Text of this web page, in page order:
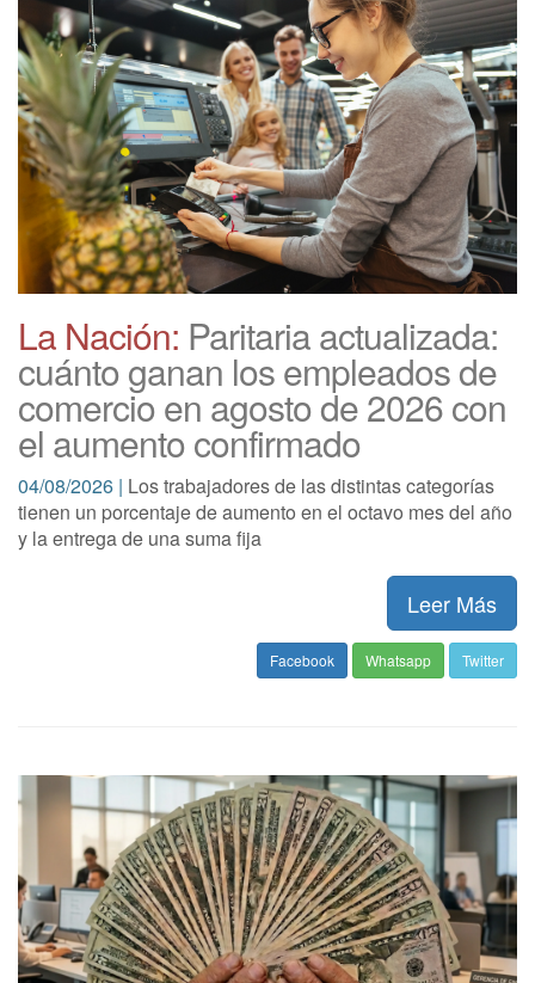
La Nación: Paritaria actualizada:
cuánto ganan los empleados de
comercio en agosto de 2026 con
el aumento confirmado
04/08/2026 | Los trabajadores de las distintas categorías
tienen un porcentaje de aumento en el octavo mes del año
y la entrega de una suma fija
Leer Más
Facebook Whatsapp Twitter